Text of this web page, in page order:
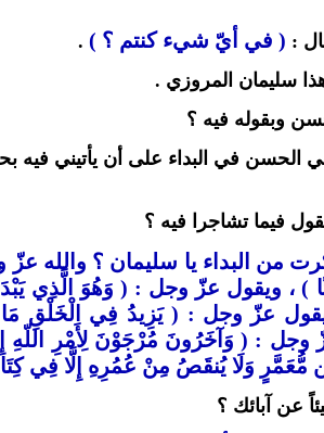
: ( في أيّ شيء كنتم ؟ ) .
سليمان المروزي .
وبقوله فيه ؟
في البداء على أن يأتيني فيه
فيما تشاجرا فيه ؟
من البداء يا سليمان ؟ والله
) ، ويقول عزّ وجل : ( وَهُوَ الَّذِي
عزّ وجل : ( يَزِيدُ فِي الْخَلْقِ
: ( وَآخَرُونَ مُرْجَوْنَ لِأَمْرِ اللّهِ
مُّعَمَّرٍ وَلَا يُنقَصُ مِنْ عُمُرِهِ إِلَّا فِي
عن آبائك ؟